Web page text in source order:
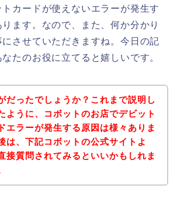
トカードが使えないエラーが発生す
ます。なので、また、何か分かり
させていただきますね。今日の記
たのお役に立てると嬉しいです。
だったでしょうか？これまで説明し
ように、コボットのお店でデビット
エラーが発生する原因は様々ありま
は、下記コボットの公式サイトよ
接質問されてみるといいかもしれま